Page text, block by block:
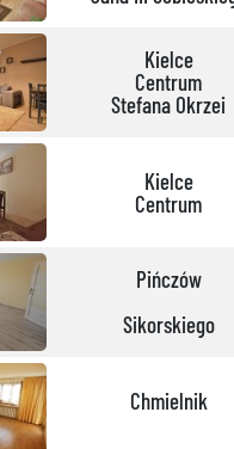
Kielce
Centrum
Stefana Okrzei
Kielce
Centrum
Pińczów
Sikorskiego
Chmielnik